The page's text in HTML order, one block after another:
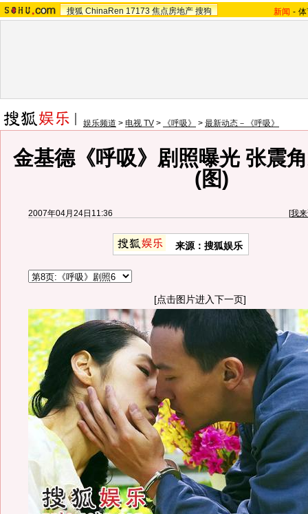
搜狐 ChinaRen 17173 焦点房地产 搜狗 新闻 -
娱乐频道 > 电视 TV > 《呼吸》 > 最新动态－《呼吸》
金基德《呼吸》剧照曝光 张震
(图)
2007年04月24日11:36 [我
来源：搜狐娱乐
[点击图片进入下一页]